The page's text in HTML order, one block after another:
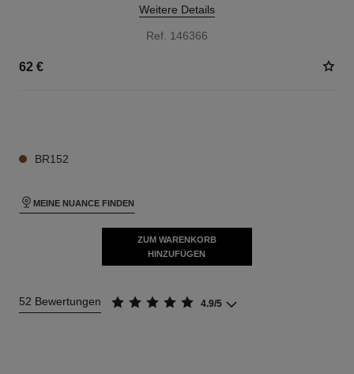
Weitere Details
Ref. 146366
62 €
BR152
MEINE NUANCE FINDEN
ZUM WARENKORB
HINZUFÜGEN
52 Bewertungen 4.9/5